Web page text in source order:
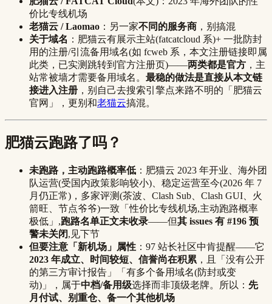
价比专线机场
老猫云 / Laomao ：另一家不同的服务商 ，别搞混
关于域名 ：肥猫云有展示主站(fatcatcloud 系)+ 一批防封
用的注册/引流备用域名(如 fcweb 系，本文注册链接即属
此类，已实测跳转到官方注册页)——两类都是官方 ，主
站常被墙才需要备用域名。 最稳的做法是直接从本文链
接进入注册 ，别自己去搜索引擎点来路不明的「肥猫云
官网」，更别和老猫云搞混。
肥猫云跑路了吗？
未跑路，主动跑路概率低 ：肥猫云 2023 年开业、海外团
队运营(受国内政策影响较小)、稳定运营至今(2026 年 7
月仍正常)，多家评测(茶波、Clash Sub、Clash GUI、火
箭旺、节点爷爷)一致「性价比专线机场,主动跑路概率
极低」,跑路名单正文未收录——但其 issues 有 #196 预
警未关闭,见下节
但要注意「新机场」属性 ：97 站长社区中肯提醒——它
2023 年成立、时间较短、信誉尚在积累 ，且「没有公开
的第三方审计报告」「有多个备用域名(防封或变
动)」，属于中档/备用级选择而非顶级老牌。所以： 先
月付试、别重仓、备一个其他机场